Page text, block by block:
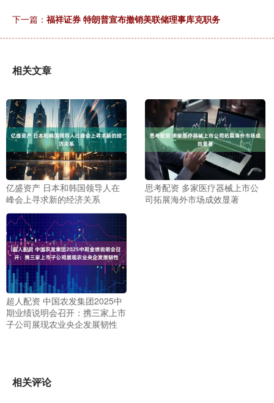
下一篇： 福祥证券 特朗普宣布撤销美联储理事库克职务
相关文章
亿盛资产 日本和韩国领导人在
峰会上寻求新的经济关系
思考配资 多家医疗器械上市公
司拓展海外市场成效显著
超人配资 中国农发集团2025中
期业绩说明会召开：携三家上市
子公司展现农业央企发展韧性
相关评论